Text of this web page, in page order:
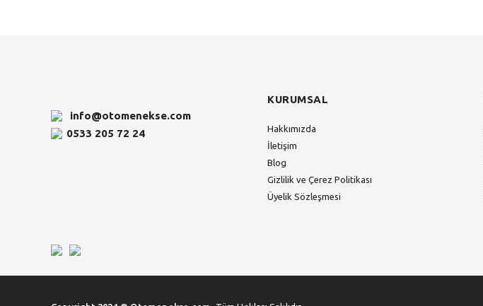
info@otomenekse.com
0533 205 72 24
KURUMSAL
Hakkımızda
İletişim
Blog
Gizlilik ve Çerez Politikası
Üyelik Sözleşmesi